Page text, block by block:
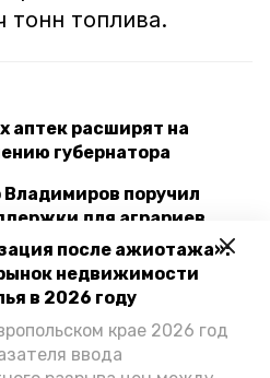
после ажиотажа»:
недвижимости
в 2026 году
крае 2026 год
ввода
тонн топлива.
аптек расширят на
губернатора
поручил
для аграриев
вода появится у 24,5
благодаря участию в